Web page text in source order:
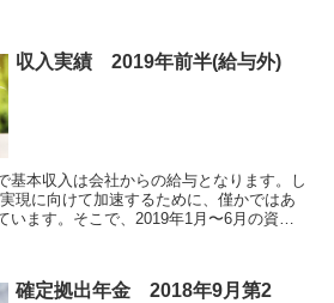
ずにコツコツと購入していきますが、少し
方に変化をつけていくか迷走中です。今月
めです
収入実績 2019年前半(給与外)
基本収入は会社からの給与となります。し
現に向けて加速するために、僅かではあ
います。そこで、2019年1月〜6月の資産
確定拠出年金 2018年9月第2